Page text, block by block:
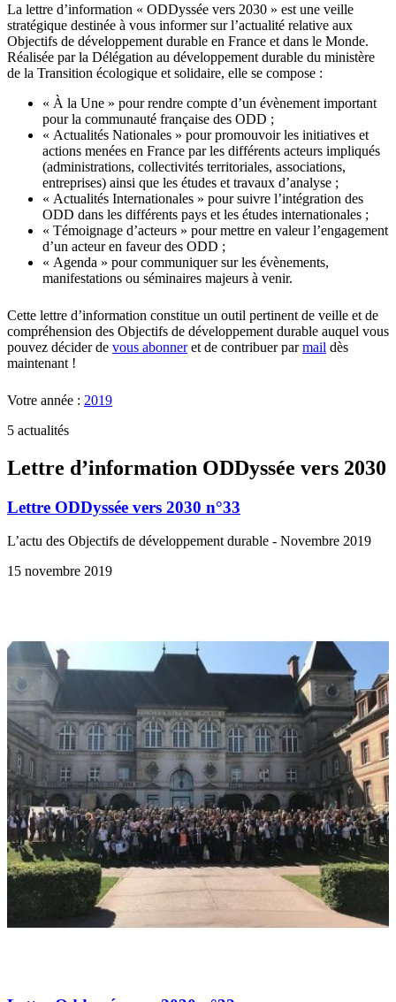
La lettre d’information « ODDyssée vers 2030 » est une veille
stratégique destinée à vous informer sur l’actualité relative aux
Objectifs de développement durable en France et dans le Monde.
Réalisée par la Délégation au développement durable du ministère
de la Transition écologique et solidaire, elle se compose :
« À la Une » pour rendre compte d’un évènement important
pour la communauté française des ODD ;
« Actualités Nationales » pour promouvoir les initiatives et
actions menées en France par les différents acteurs impliqués
(administrations, collectivités territoriales, associations,
entreprises) ainsi que les études et travaux d’analyse ;
« Actualités Internationales » pour suivre l’intégration des
ODD dans les différents pays et les études internationales ;
« Témoignage d’acteurs » pour mettre en valeur l’engagement
d’un acteur en faveur des ODD ;
« Agenda » pour communiquer sur les évènements,
manifestations ou séminaires majeurs à venir.
Cette lettre d’information constitue un outil pertinent de veille et de
compréhension des Objectifs de développement durable auquel vous
pouvez décider de vous abonneret de contribuer parmail dès
maintenant !
Votre année : 2019
5 actualités
Lettre d’information ODDyssée vers 2030
Lettre ODDyssée vers 2030 n°33
L’actu des Objectifs de développement durable - Novembre 2019
15 novembre 2019